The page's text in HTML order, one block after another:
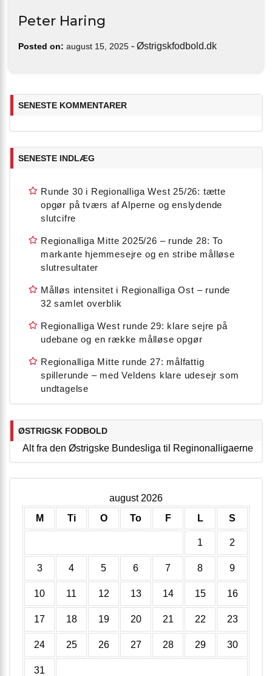
Peter Haring
Posted on: august 15, 2025 - Østrigskfodbold.dk
SENESTE KOMMENTARER
SENESTE INDLÆG
Runde 30 i Regionalliga West 25/26: tætte
opgør på tværs af Alperne og enslydende
slutcifre
Regionalliga Mitte 2025/26 – runde 28: To
markante hjemmesejre og en stribe målløse
slutresultater
Målløs intensitet i Regionalliga Ost – runde
32 samlet overblik
Regionalliga West runde 29: klare sejre på
udebane og en række målløse opgør
Regionalliga Mitte runde 27: målfattig
spillerunde – med Veldens klare udesejr som
undtagelse
ØSTRIGSK FODBOLD
Alt fra den Østrigske Bundesliga til Reginonalligaerne
august 2026
M
Ti O To F L S
1 2
3 4 5 6 7 8 9
10 11 12 13 14 15 16
17 18 19 20 21 22 23
24 25 26 27 28 29 30
31